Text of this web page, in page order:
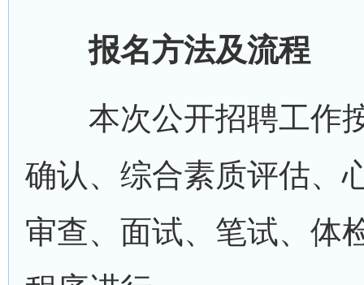
报名方法及流程
本次公开招聘工作按
确认、综合素质评估、
审查、面试、笔试、体